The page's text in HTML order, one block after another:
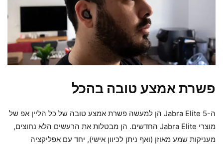
פשרת אמצע טובה בהכל
ה-Jabra Elite 5 הן למעשה פשרת אמצע טובה של כל הליין אפ של
מוצרי Jabra Elite החדשים. הן מבטלות את הרעשים הלא נחוצים,
מעניקות שמע מאוזן (ואף ניתן לכיוון אישי), יחד עם אפליקציה